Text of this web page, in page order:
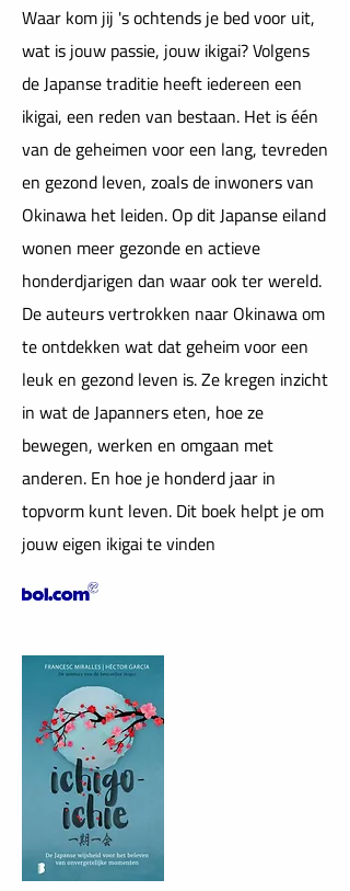
Waar kom jij 's ochtends je bed voor uit,
wat is jouw passie, jouw ikigai? Volgens
de Japanse traditie heeft iedereen een
ikigai, een reden van bestaan. Het is één
van de geheimen voor een lang, tevreden
en gezond leven, zoals de inwoners van
Okinawa het leiden. Op dit Japanse eiland
wonen meer gezonde en actieve
honderdjarigen dan waar ook ter wereld.
De auteurs vertrokken naar Okinawa om
te ontdekken wat dat geheim voor een
leuk en gezond leven is. Ze kregen inzicht
in wat de Japanners eten, hoe ze
bewegen, werken en omgaan met
anderen. En hoe je honderd jaar in
topvorm kunt leven. Dit boek helpt je om
jouw eigen ikigai te vinden